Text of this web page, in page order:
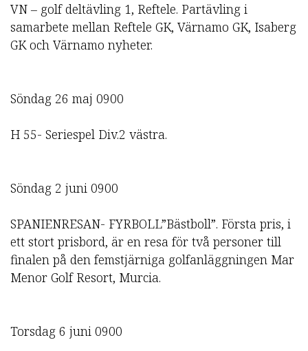
VN – golf deltävling 1, Reftele. Partävling i
samarbete mellan Reftele GK, Värnamo GK, Isaberg
GK och Värnamo nyheter.
Söndag 26 maj 0900
H 55- Seriespel Div.2 västra.
Söndag 2 juni 0900
SPANIENRESAN- FYRBOLL”Bästboll”. Första pris, i
ett stort prisbord, är en resa för två personer till
finalen på den femstjärniga golfanläggningen Mar
Menor Golf Resort, Murcia.
Torsdag 6 juni 0900